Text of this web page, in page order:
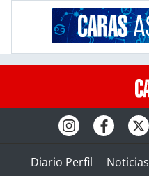
Diario Perfil Noticias